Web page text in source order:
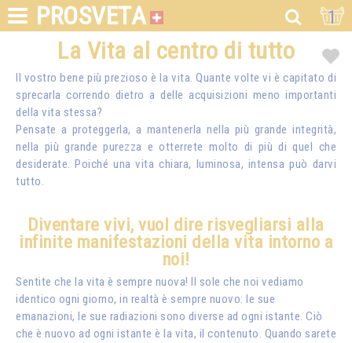
PROSVETA 1
La Vita al centro di tutto
Il vostro bene più prezioso è la vita. Quante volte vi è capitato di
sprecarla correndo dietro a delle acquisizioni meno importanti
della vita stessa?
Pensate a proteggerla, a mantenerla nella più grande integrità,
nella più grande purezza e otterrete molto di più di quel che
desiderate. Poiché una vita chiara, luminosa, intensa può darvi
tutto.
Diventare vivi, vuol dire risvegliarsi alla
infinite manifestazioni della vita intorno a
noi!
Sentite che la vita è sempre nuova! Il sole che noi vediamo
identico ogni giorno, in realtà è sempre nuovo: le sue
emanazioni, le sue radiazioni sono diverse ad ogni istante. Ciò
che è nuovo ad ogni istante è la vita, il contenuto. Quando sarete